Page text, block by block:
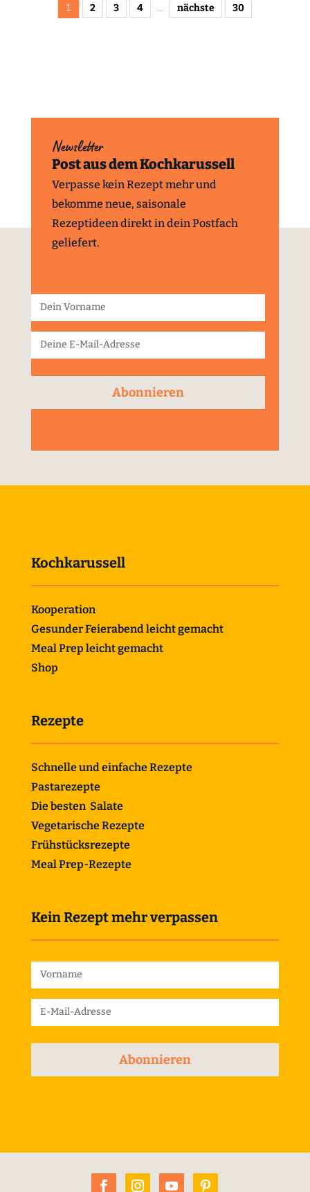
1 2 3 4 ... nächste 30
Newsletter
Post aus dem Kochkarussell
Verpasse kein Rezept mehr und
bekomme neue, saisonale
Rezeptideen direkt in dein Postfach
geliefert.
Abonnieren
Kochkarussell
Kooperation
Gesunder Feierabend leicht gemacht
Meal Prep leicht gemacht
Shop
Rezepte
Schnelle und einfache Rezepte
Pastarezepte
Die besten Salate
Vegetarische Rezepte
Frühstücksrezepte
Meal Prep-Rezepte
Kein Rezept mehr verpassen
Abonnieren